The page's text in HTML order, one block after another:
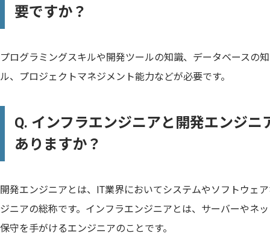
要ですか？
プログラミングスキルや開発ツールの知識、データベースの
ル、プロジェクトマネジメント能力などが必要です。
Q. インフラエンジニアと開発エンジニ
ありますか？
開発エンジニアとは、IT業界においてシステムやソフトウェ
ジニアの総称です。インフラエンジニアとは、サーバーやネ
保守を手がけるエンジニアのことです。